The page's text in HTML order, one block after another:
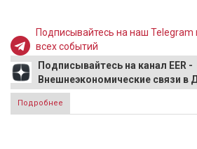
Подписывайтесь на наш Telegram
всех событий
Подписывайтесь на канал EER -
Внешнеэкономические связи в
Подробнее
танками, выданными